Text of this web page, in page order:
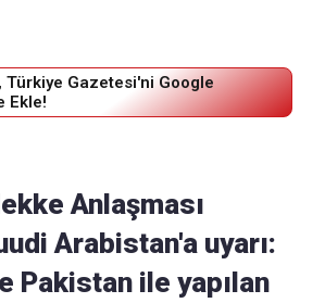
Türkiye Gazetesi'ni Google
Ekle!
Anlaşması
Arabistan'a uyarı:
Pakistan ile yapılan